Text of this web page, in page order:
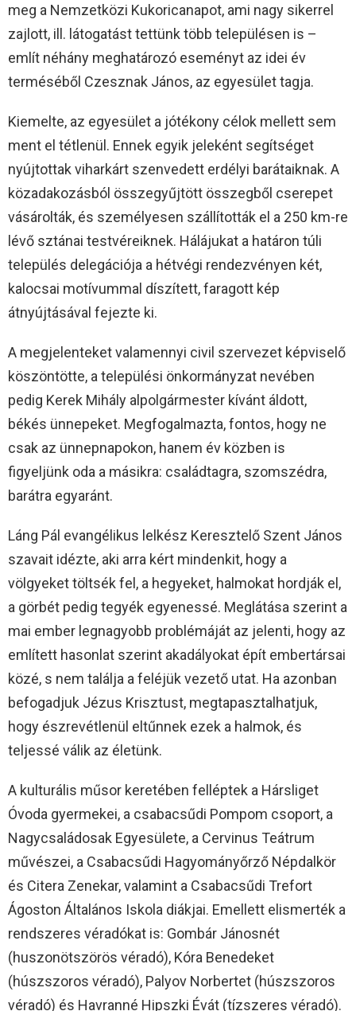
meg a Nemzetközi Kukoricanapot, ami nagy sikerrel
zajlott, ill. látogatást tettünk több településen is –
említ néhány meghatározó eseményt az idei év
terméséből Czesznak János, az egyesület tagja.
Kiemelte, az egyesület a jótékony célok mellett sem
ment el tétlenül. Ennek egyik jeleként segítséget
nyújtottak viharkárt szenvedett erdélyi barátaiknak. A
közadakozásból összegyűjtött összegből cserepet
vásárolták, és személyesen szállították el a 250 km-re
lévő sztánai testvéreiknek. Hálájukat a határon túli
település delegációja a hétvégi rendezvényen két,
kalocsai motívummal díszített, faragott kép
átnyújtásával fejezte ki.
A megjelenteket valamennyi civil szervezet képviselő
köszöntötte, a települési önkormányzat nevében
pedig Kerek Mihály alpolgármester kívánt áldott,
békés ünnepeket. Megfogalmazta, fontos, hogy ne
csak az ünnepnapokon, hanem év közben is
figyeljünk oda a másikra: családtagra, szomszédra,
barátra egyaránt.
Láng Pál evangélikus lelkész Keresztelő Szent János
szavait idézte, aki arra kért mindenkit, hogy a
völgyeket töltsék fel, a hegyeket, halmokat hordják el,
a görbét pedig tegyék egyenessé. Meglátása szerint a
mai ember legnagyobb problémáját az jelenti, hogy az
említett hasonlat szerint akadályokat épít embertársai
közé, s nem találja a feléjük vezető utat. Ha azonban
befogadjuk Jézus Krisztust, megtapasztalhatjuk,
hogy észrevétlenül eltűnnek ezek a halmok, és
teljessé válik az életünk.
A kulturális műsor keretében felléptek a Hársliget
Óvoda gyermekei, a csabacsűdi Pompom csoport, a
Nagycsaládosak Egyesülete, a Cervinus Teátrum
művészei, a Csabacsűdi Hagyományőrző Népdalkör
és Citera Zenekar, valamint a Csabacsűdi Trefort
Ágoston Általános Iskola diákjai. Emellett elismerték a
rendszeres véradókat is: Gombár Jánosnét
(huszonötszörös véradó), Kóra Benedeket
(húszszoros véradó), Palyov Norbertet (húszszoros
véradó) és Havranné Hipszki Évát (tízszeres véradó).